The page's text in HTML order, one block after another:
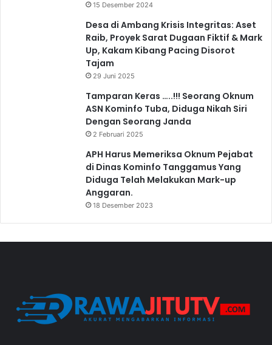
15 Desember 2024
Desa di Ambang Krisis Integritas: Aset
Raib, Proyek Sarat Dugaan Fiktif & Mark
Up, Kakam Kibang Pacing Disorot
Tajam
29 Juni 2025
Tamparan Keras …..!!! Seorang Oknum
ASN Kominfo Tuba, Diduga Nikah Siri
Dengan Seorang Janda
2 Februari 2025
APH Harus Memeriksa Oknum Pejabat
di Dinas Kominfo Tanggamus Yang
Diduga Telah Melakukan Mark-up
Anggaran.
18 Desember 2023